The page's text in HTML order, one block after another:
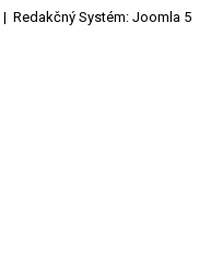
| Redakčný Systém: Joomla 5